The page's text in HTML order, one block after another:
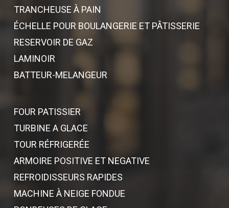
TRANCHEUSE À PAIN
ÉCHELLE POUR BOULANGERIE ET PÂTISSERIE
RESERVOIR DE GAZ
LAMINOIR
BATTEUR-MELANGEUR
FOUR PATISSIER
TURBINE A GLACE
TOUR RÉFRIGERÉE
ARMOIRE POSITIVE ET NEGATIVE
REFROIDISSEURS RAPIDES
MACHINE À NEIGE FONDUE